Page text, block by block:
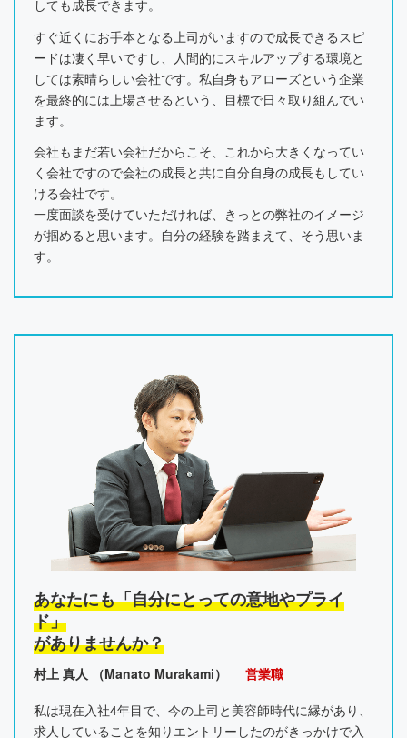
しても成長できます。
すぐ近くにお手本となる上司がいますので成長できるスピ
ードは凄く早いですし、人間的にスキルアップする環境と
しては素晴らしい会社です。私自身もアローズという企業
を最終的には上場させるという、目標で日々取り組んでい
ます。
会社もまだ若い会社だからこそ、これから大きくなってい
く会社ですので会社の成長と共に自分自身の成長もしてい
ける会社です。
一度面談を受けていただければ、きっとの弊社のイメージ
が掴めると思います。自分の経験を踏まえて、そう思いま
す。
あなたにも「自分にとっての意地やプライ
ド」
がありませんか？
村上 真人 （Manato Murakami）
営業職
私は現在入社4年目で、今の上司と美容師時代に縁があり、
求人していることを知りエントリーしたのがきっかけで入